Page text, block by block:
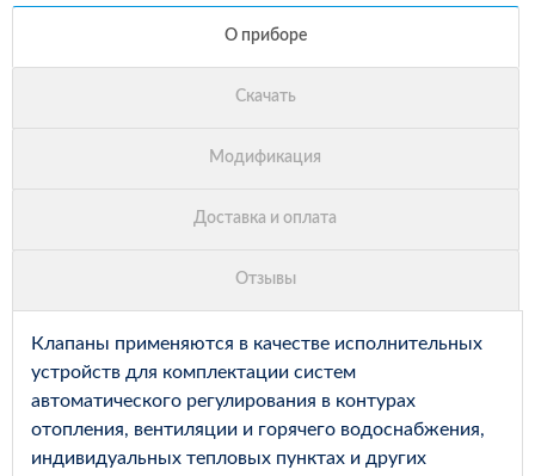
Клапаны применяются в качестве исполнительных
устройств для комплектации систем
автоматического регулирования в контурах
отопления, вентиляции и горячего водоснабжения,
индивидуальных тепловых пунктах и других